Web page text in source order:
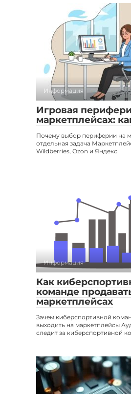
Информация
Игровая
маркетплейсах:
Почему выбор периферии на
отдельная задача
Wildberries, Ozon и Яндекс
Информация
Как
команде
маркетплейсах
Зачем киберспортивной
выходить на маркетплейсы
следит за киберспортивной